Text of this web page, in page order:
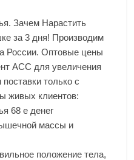
Зачем Нарастить
за 3 дня! Производим
России. Оптовые цены
ACC для увеличения
только с
живых клиентов:
68 е денег
массы и
положение тела,